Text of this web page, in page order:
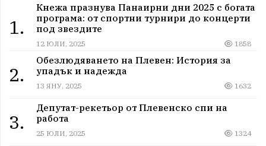
1.
Кнежа празнува Панаирни дни 2025 с богата
програма: от спортни турнири до концерти
под звездите
12 ЮЛИ, 2025 1858
2.
Обезлюдяването на Плевен: История за
упадък и надежда
13 ЯНУ, 2025 1632
3.
Депутат-рекетьор от Плевенско спи на
работа
25 ЮЛИ, 2025 1324